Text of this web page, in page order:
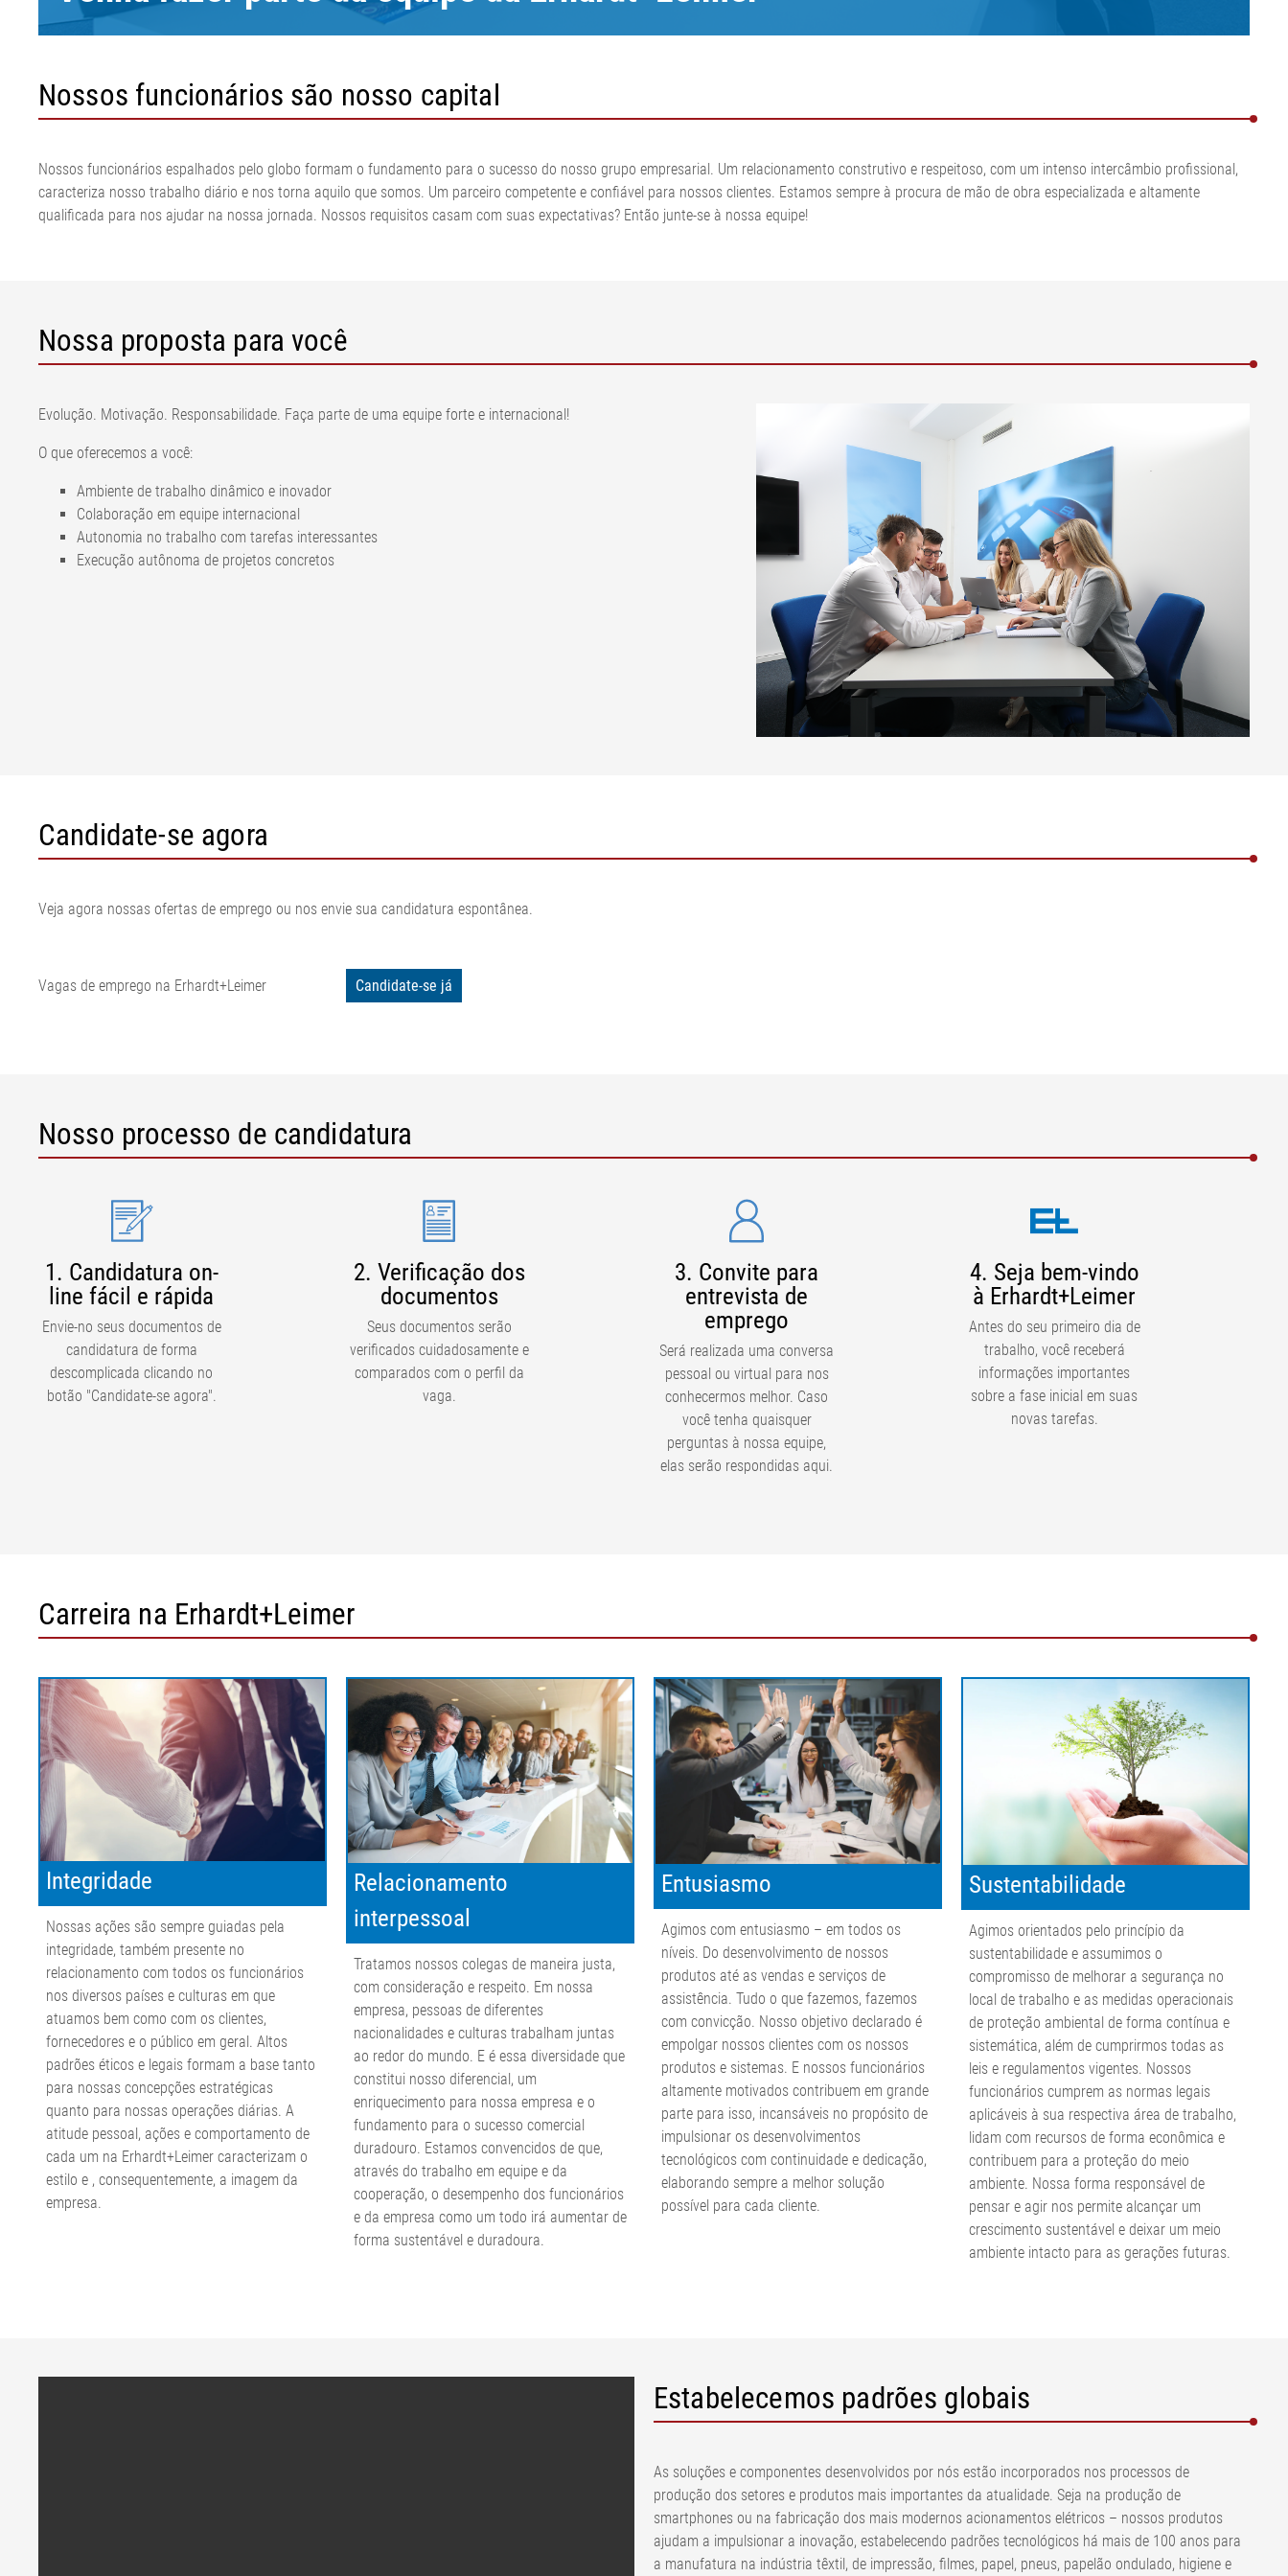
Sistemas de controle de
fluxo da banda
Tensão de peneira e feltro
Papel
produção
Sistema de observação de
Sistema de detectores de
metal ELMETA
superfícies, filme/papel
•
Exibir tudo
Sistemas de medição e
ondulado
Sistema de medição de
gramatura e espessura em
Máquina de sacos de papel
Linha de esticamento de
•
Exibir tudo
calandra
Linha de corte de cordonel
Linha de corte de cordonel
de aço
Exibir tudo
Exibir tudo
•
Nossos funcionários são nosso capital
Nossos funcionários espalhados pelo globo formam o fundamento para o sucesso do nosso grupo empresarial. Um relacionamento construtivo e respeitoso, com um intenso intercâmbio profissional,
caracteriza nosso trabalho diário e nos torna aquilo que somos. Um parceiro competente e confiável para nossos clientes. Estamos sempre à procura de mão de obra especializada e altamente
qualificada para nos ajudar na nossa jornada. Nossos requisitos casam com suas expectativas? Então junte-se à nossa equipe!
Nossa proposta para você
Evolução. Motivação. Responsabilidade. Faça parte de uma equipe forte e internacional!
O que oferecemos a você:
Ambiente de trabalho dinâmico e inovador
Colaboração em equipe internacional
Autonomia no trabalho com tarefas interessantes
Execução autônoma de projetos concretos
Candidate-se agora
Veja agora nossas ofertas de emprego ou nos envie sua candidatura espontânea.
Vagas de emprego na Erhardt+Leimer Candidate-se já
Nosso processo de candidatura
1. Candidatura on-
line fácil e rápida
Envie-no seus documentos de
candidatura de forma
descomplicada clicando no
botão "Candidate-se agora".
2. Verificação dos
documentos
Seus documentos serão
verificados cuidadosamente e
comparados com o perfil da
vaga.
3. Convite para
entrevista de
emprego
Será realizada uma conversa
pessoal ou virtual para nos
conhecermos melhor. Caso
você tenha quaisquer
perguntas à nossa equipe,
elas serão respondidas aqui.
4. Seja bem-vindo
à Erhardt+Leimer
Antes do seu primeiro dia de
trabalho, você receberá
informações importantes
sobre a fase inicial em suas
novas tarefas.
Carreira na Erhardt+Leimer
Integridade
Nossas ações são sempre guiadas pela
integridade, também presente no
relacionamento com todos os funcionários
nos diversos países e culturas em que
atuamos bem como com os clientes,
fornecedores e o público em geral. Altos
padrões éticos e legais formam a base tanto
para nossas concepções estratégicas
quanto para nossas operações diárias. A
atitude pessoal, ações e comportamento de
cada um na Erhardt+Leimer caracterizam o
estilo e , consequentemente, a imagem da
empresa.
Relacionamento
interpessoal
Tratamos nossos colegas de maneira justa,
com consideração e respeito. Em nossa
empresa, pessoas de diferentes
nacionalidades e culturas trabalham juntas
ao redor do mundo. E é essa diversidade que
constitui nosso diferencial, um
enriquecimento para nossa empresa e o
fundamento para o sucesso comercial
duradouro. Estamos convencidos de que,
através do trabalho em equipe e da
cooperação, o desempenho dos funcionários
e da empresa como um todo irá aumentar de
forma sustentável e duradoura.
Entusiasmo
Agimos com entusiasmo – em todos os
níveis. Do desenvolvimento de nossos
produtos até as vendas e serviços de
assistência. Tudo o que fazemos, fazemos
com convicção. Nosso objetivo declarado é
empolgar nossos clientes com os nossos
produtos e sistemas. E nossos funcionários
altamente motivados contribuem em grande
parte para isso, incansáveis no propósito de
impulsionar os desenvolvimentos
tecnológicos com continuidade e dedicação,
elaborando sempre a melhor solução
possível para cada cliente.
Sustentabilidade
Agimos orientados pelo princípio da
sustentabilidade e assumimos o
compromisso de melhorar a segurança no
local de trabalho e as medidas operacionais
de proteção ambiental de forma contínua e
sistemática, além de cumprirmos todas as
leis e regulamentos vigentes. Nossos
funcionários cumprem as normas legais
aplicáveis à sua respectiva área de trabalho,
lidam com recursos de forma econômica e
contribuem para a proteção do meio
ambiente. Nossa forma responsável de
pensar e agir nos permite alcançar um
crescimento sustentável e deixar um meio
ambiente intacto para as gerações futuras.
Estabelecemos padrões globais
As soluções e componentes desenvolvidos por nós estão incorporados nos processos de
produção dos setores e produtos mais importantes da atualidade. Seja na produção de
smartphones ou na fabricação dos mais modernos acionamentos elétricos – nossos produtos
ajudam a impulsionar a inovação, estabelecendo padrões tecnológicos há mais de 100 anos para
a manufatura na indústria têxtil, de impressão, filmes, papel, pneus, papelão ondulado, higiene e